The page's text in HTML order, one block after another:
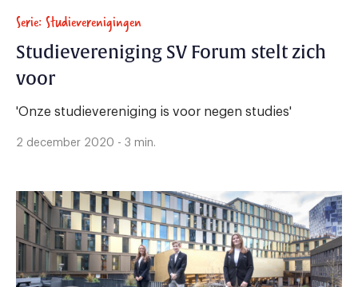
Serie: Studieverenigingen
Studievereniging SV Forum stelt zich
voor
'Onze studievereniging is voor negen studies'
2 december 2020 - 3 min.